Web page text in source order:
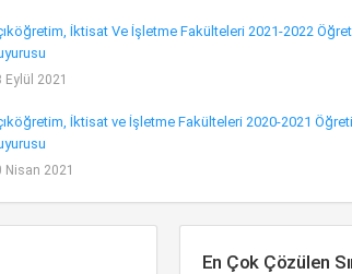
İktisat Ve İşletme Fakülteleri 2021-2022
Eylül 2021
İktisat ve İşletme Fakülteleri 2020-2021
Nisan 2021
En Çok Çözülen